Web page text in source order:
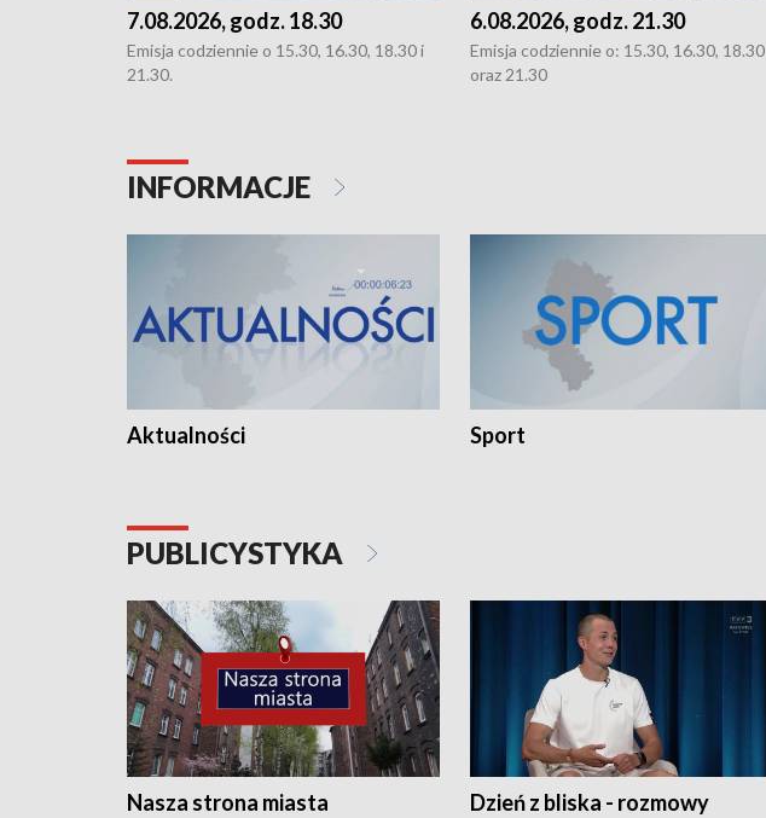
7.08.2026, godz. 18.30
Emisja codziennie o 15.30, 16.30, 18.30 i
21.30.
6.08.2026, godz. 21.30
Emisja codziennie o: 15.30, 16.30, 18.30
oraz 21.30
INFORMACJE
Aktualności Sport
PUBLICYSTYKA
Nasza strona miasta Dzień z bliska - rozmowy